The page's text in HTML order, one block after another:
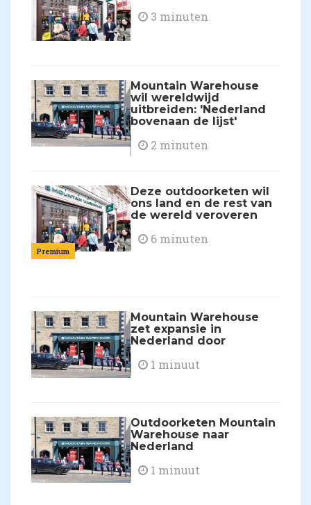
3 minuten
Mountain Warehouse
wil wereldwijd
uitbreiden: 'Nederland
bovenaan de lijst'
2 minuten
Premium
Deze outdoorketen wil
ons land en de rest van
de wereld veroveren
6 minuten
Mountain Warehouse
zet expansie in
Nederland door
1 minuut
Outdoorketen Mountain
Warehouse naar
Nederland
1 minuut